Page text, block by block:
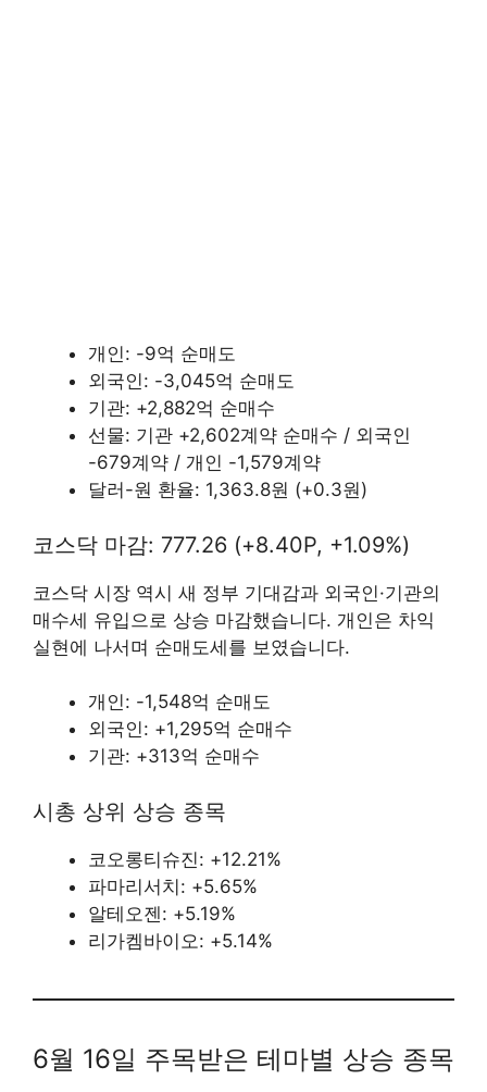
개인: -9억 순매도
외국인: -3,045억 순매도
기관: +2,882억 순매수
선물: 기관 +2,602계약 순매수 / 외국인
-679계약 / 개인 -1,579계약
달러-원 환율: 1,363.8원 (+0.3원)
코스닥 마감: 777.26 (+8.40P, +1.09%)
코스닥 시장 역시 새 정부 기대감과 외국인·기관의
매수세 유입으로 상승 마감했습니다. 개인은 차익
실현에 나서며 순매도세를 보였습니다.
개인: -1,548억 순매도
외국인: +1,295억 순매수
기관: +313억 순매수
시총 상위 상승 종목
코오롱티슈진: +12.21%
파마리서치: +5.65%
알테오젠: +5.19%
리가켐바이오: +5.14%
6월 16일 주목받은 테마별 상승 종목